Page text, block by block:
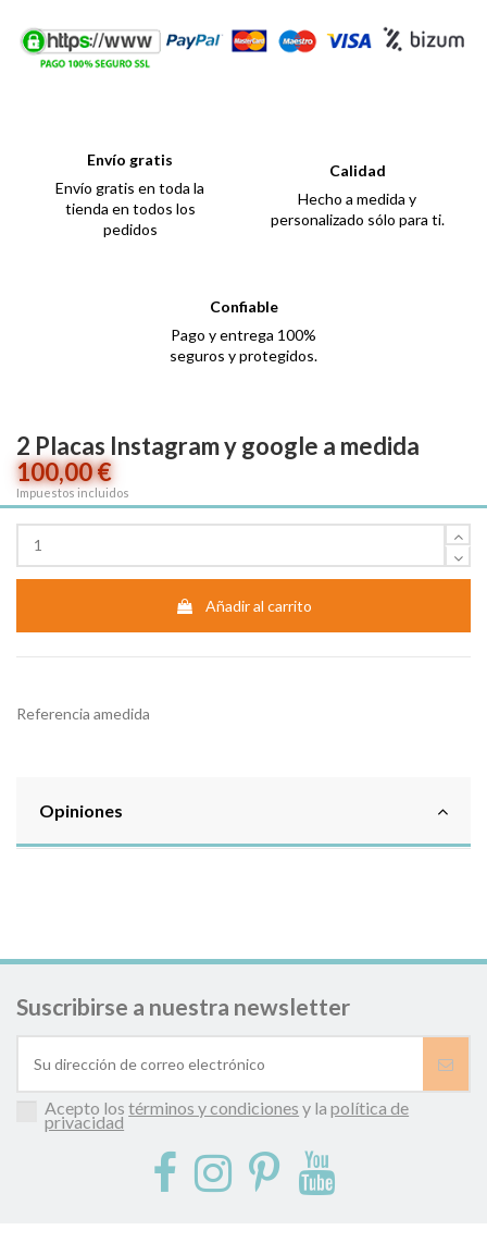
Envío gratis
Envío gratis en toda la
tienda en todos los
pedidos
Calidad
Hecho a medida y
personalizado sólo para ti.
Confiable
Pago y entrega 100%
seguros y protegidos.
2 Placas Instagram y google a medida
100,00 €
Impuestos incluidos
Añadir al carrito
Referencia amedida
Opiniones
Suscribirse a nuestra newsletter
Acepto lostérminos y condiciones y lapolítica de
privacidad